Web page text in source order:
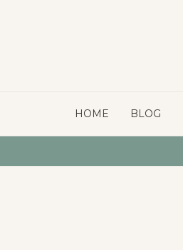
HOME BLOG